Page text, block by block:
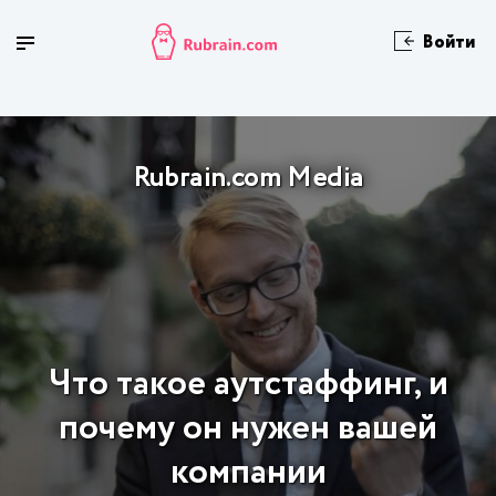
Войти
Rubrain.com Media
Что такое аутстаффинг, и
почему он нужен вашей
компании